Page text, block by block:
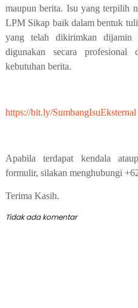
maupun berita. Isu yang terpilih
LPM Sikap baik dalam bentuk
yang telah dikirimkan dijamin
digunakan secara
kebutuhan berita.
https://bit.ly/SumbangIsuEksternal
Apabila terdapat kendala
formulir, silakan menghubungi
Terima Kasih.
Tidak ada komentar